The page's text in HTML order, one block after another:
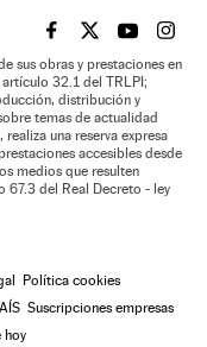
EL PAÍS BRASIL EN
EL PAÍSEL PAÍS
EL
sus obras y prestaciones en
32.1 del TRLPI;
distribución y
temas de actualidad
una reserva expresa
accesibles desde
medios que resulten
67.3 del Real Decreto - ley
Política cookies
Suscripciones empresas
hoy